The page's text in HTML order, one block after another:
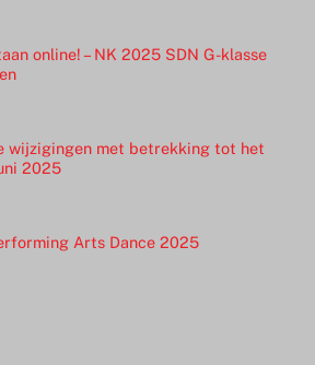
online! – NK 2025 SDN G-klasse
wijzigingen met betrekking tot het
2025
Arts Dance 2025